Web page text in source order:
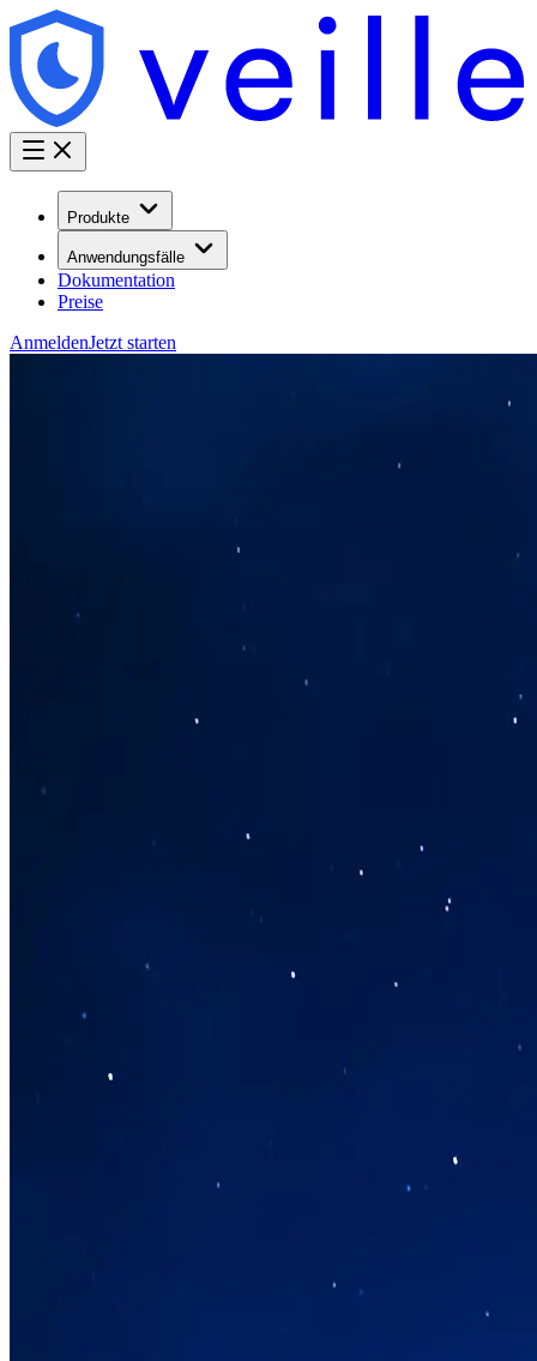
Produkte
Anwendungsfälle
Dokumentation
Preise
AnmeldenJetzt starten